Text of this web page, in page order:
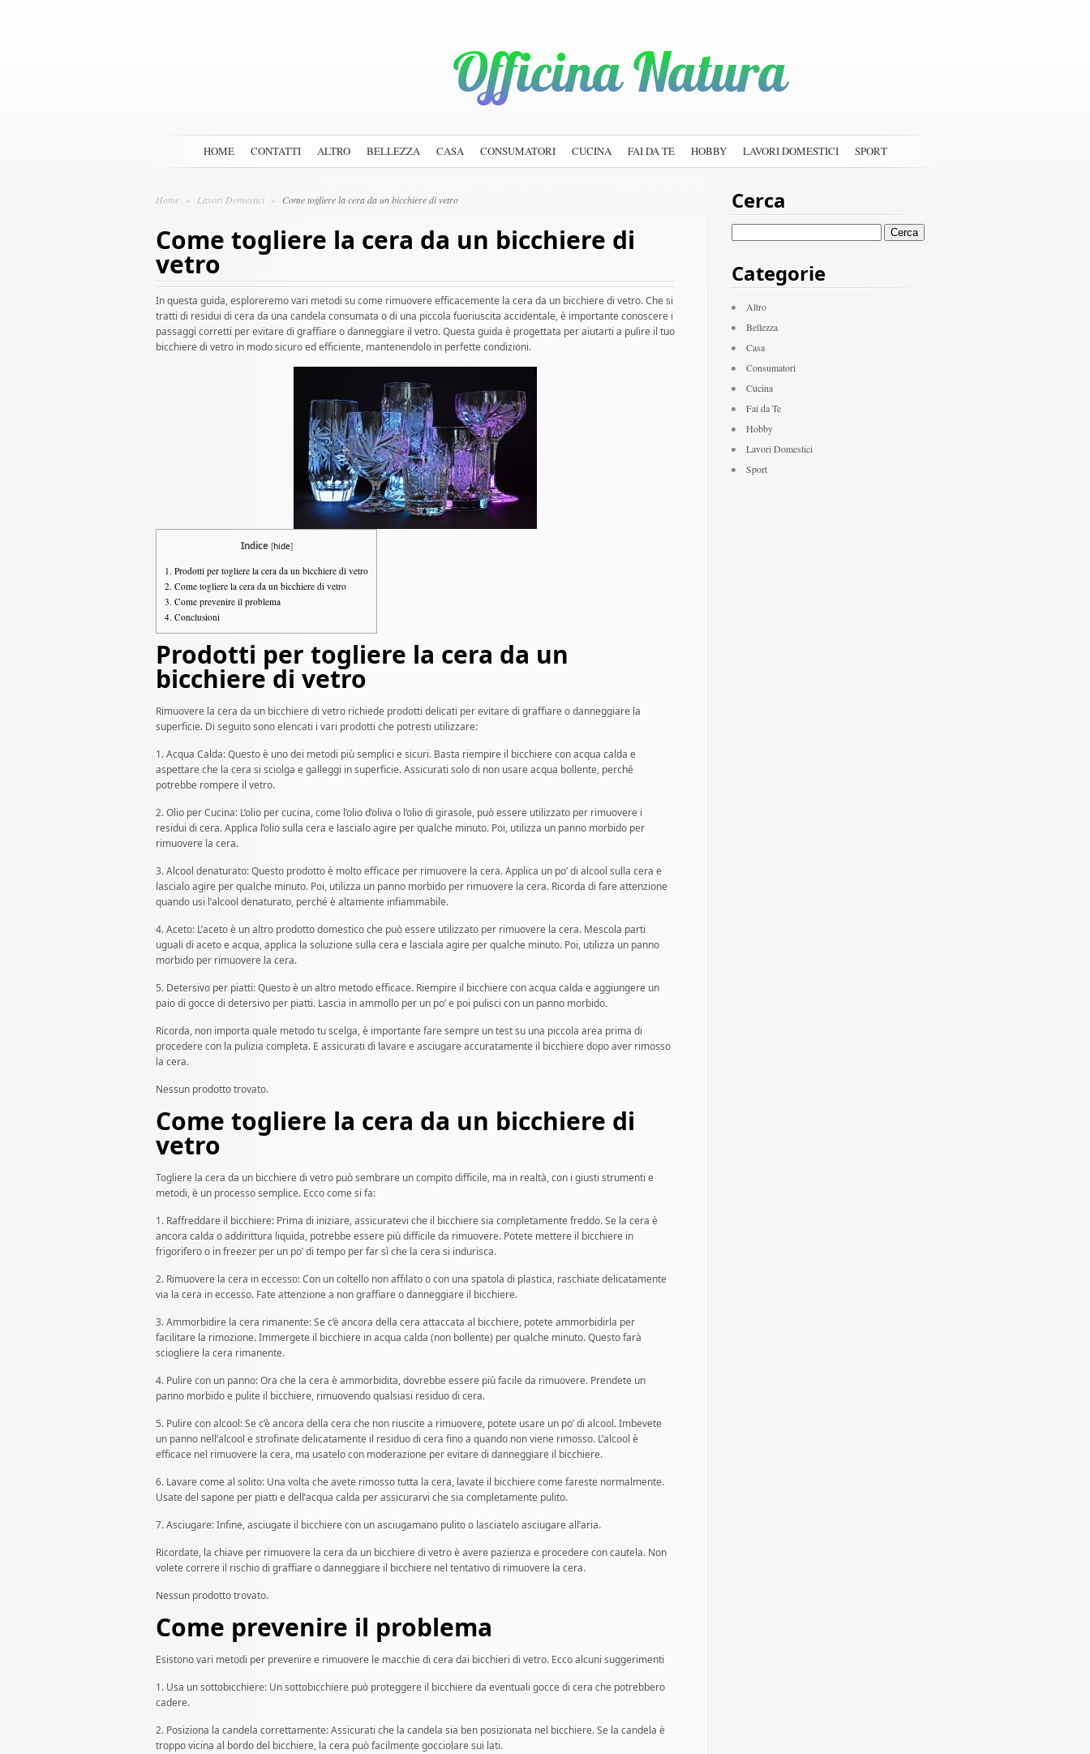
HOME CONTATTI ALTRO BELLEZZA CASA CONSUMATORI CUCINA FAI DA TE HOBBY LAVORI DOMESTICI SPORT
Home » Lavori Domestici » Come togliere la cera da un bicchiere di vetro
Come togliere la cera da un bicchiere di
vetro
In questa guida, esploreremo vari metodi su come rimuovere efficacemente la cera da un bicchiere di vetro. Che si
tratti di residui di cera da una candela consumata o di una piccola fuoriuscita accidentale, è importante conoscere i
passaggi corretti per evitare di graffiare o danneggiare il vetro. Questa guida è progettata per aiutarti a pulire il tuo
bicchiere di vetro in modo sicuro ed efficiente, mantenendolo in perfette condizioni.
Indice [hide]
1. Prodotti per togliere la cera da un bicchiere di vetro
2. Come togliere la cera da un bicchiere di vetro
3. Come prevenire il problema
4. Conclusioni
Prodotti per togliere la cera da un
bicchiere di vetro
Rimuovere la cera da un bicchiere di vetro richiede prodotti delicati per evitare di graffiare o danneggiare la
superficie. Di seguito sono elencati i vari prodotti che potresti utilizzare:
1. Acqua Calda: Questo è uno dei metodi più semplici e sicuri. Basta riempire il bicchiere con acqua calda e
aspettare che la cera si sciolga e galleggi in superficie. Assicurati solo di non usare acqua bollente, perché
potrebbe rompere il vetro.
2. Olio per Cucina: L’olio per cucina, come l’olio d’oliva o l’olio di girasole, può essere utilizzato per rimuovere i
residui di cera. Applica l’olio sulla cera e lascialo agire per qualche minuto. Poi, utilizza un panno morbido per
rimuovere la cera.
3. Alcool denaturato: Questo prodotto è molto efficace per rimuovere la cera. Applica un po’ di alcool sulla cera e
lascialo agire per qualche minuto. Poi, utilizza un panno morbido per rimuovere la cera. Ricorda di fare attenzione
quando usi l’alcool denaturato, perché è altamente infiammabile.
4. Aceto: L’aceto è un altro prodotto domestico che può essere utilizzato per rimuovere la cera. Mescola parti
uguali di aceto e acqua, applica la soluzione sulla cera e lasciala agire per qualche minuto. Poi, utilizza un panno
morbido per rimuovere la cera.
5. Detersivo per piatti: Questo è un altro metodo efficace. Riempire il bicchiere con acqua calda e aggiungere un
paio di gocce di detersivo per piatti. Lascia in ammollo per un po’ e poi pulisci con un panno morbido.
Ricorda, non importa quale metodo tu scelga, è importante fare sempre un test su una piccola area prima di
procedere con la pulizia completa. E assicurati di lavare e asciugare accuratamente il bicchiere dopo aver rimosso
la cera.
Nessun prodotto trovato.
Come togliere la cera da un bicchiere di
vetro
Togliere la cera da un bicchiere di vetro può sembrare un compito difficile, ma in realtà, con i giusti strumenti e
metodi, è un processo semplice. Ecco come si fa:
1. Raffreddare il bicchiere: Prima di iniziare, assicuratevi che il bicchiere sia completamente freddo. Se la cera è
ancora calda o addirittura liquida, potrebbe essere più difficile da rimuovere. Potete mettere il bicchiere in
frigorifero o in freezer per un po’ di tempo per far sì che la cera si indurisca.
2. Rimuovere la cera in eccesso: Con un coltello non affilato o con una spatola di plastica, raschiate delicatamente
via la cera in eccesso. Fate attenzione a non graffiare o danneggiare il bicchiere.
3. Ammorbidire la cera rimanente: Se c’è ancora della cera attaccata al bicchiere, potete ammorbidirla per
facilitare la rimozione. Immergete il bicchiere in acqua calda (non bollente) per qualche minuto. Questo farà
sciogliere la cera rimanente.
4. Pulire con un panno: Ora che la cera è ammorbidita, dovrebbe essere più facile da rimuovere. Prendete un
panno morbido e pulite il bicchiere, rimuovendo qualsiasi residuo di cera.
5. Pulire con alcool: Se c’è ancora della cera che non riuscite a rimuovere, potete usare un po’ di alcool. Imbevete
un panno nell’alcool e strofinate delicatamente il residuo di cera fino a quando non viene rimosso. L’alcool è
efficace nel rimuovere la cera, ma usatelo con moderazione per evitare di danneggiare il bicchiere.
6. Lavare come al solito: Una volta che avete rimosso tutta la cera, lavate il bicchiere come fareste normalmente.
Usate del sapone per piatti e dell’acqua calda per assicurarvi che sia completamente pulito.
7. Asciugare: Infine, asciugate il bicchiere con un asciugamano pulito o lasciatelo asciugare all’aria.
Ricordate, la chiave per rimuovere la cera da un bicchiere di vetro è avere pazienza e procedere con cautela. Non
volete correre il rischio di graffiare o danneggiare il bicchiere nel tentativo di rimuovere la cera.
Nessun prodotto trovato.
Come prevenire il problema
Esistono vari metodi per prevenire e rimuovere le macchie di cera dai bicchieri di vetro. Ecco alcuni suggerimenti
1. Usa un sottobicchiere: Un sottobicchiere può proteggere il bicchiere da eventuali gocce di cera che potrebbero
cadere.
2. Posiziona la candela correttamente: Assicurati che la candela sia ben posizionata nel bicchiere. Se la candela è
troppo vicina al bordo del bicchiere, la cera può facilmente gocciolare sui lati.
Cerca
Categorie
Altro
Bellezza
Casa
Consumatori
Cucina
Fai da Te
Hobby
Lavori Domestici
Sport